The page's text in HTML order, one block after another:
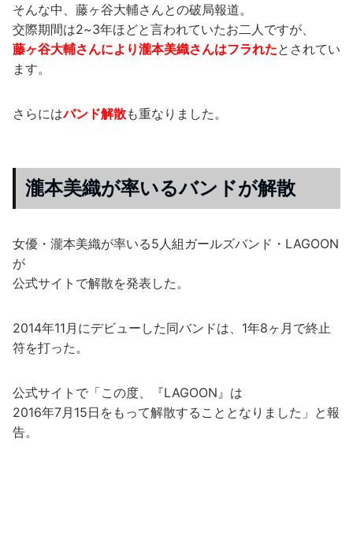
そんな中、藤ヶ谷大輔さんとの破局報道。
交際期間は2~3年ほどと言われていたお二人ですが、
藤ヶ谷大輔さんにより瀧本美織さんはフラれたとされてい
ます。
さらにはバンド解散も重なりました。
瀧本美織が率いるバンドが解散
女優・瀧本美織が率いる5人組ガールズバンド・LAGOON
が
公式サイトで解散を発表した。
2014年11月にデビューした同バンドは、1年8ヶ月で終止
符を打った。
公式サイトで「この度、『LAGOON』は
2016年7月15日をもって解散することとなりました」と報
告。